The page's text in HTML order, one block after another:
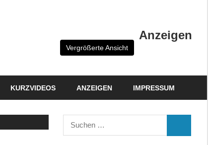
Anzeigen
Vergrößerte Ansicht
KURZVIDEOS ANZEIGEN IMPRESSUM
Suchen
nach: